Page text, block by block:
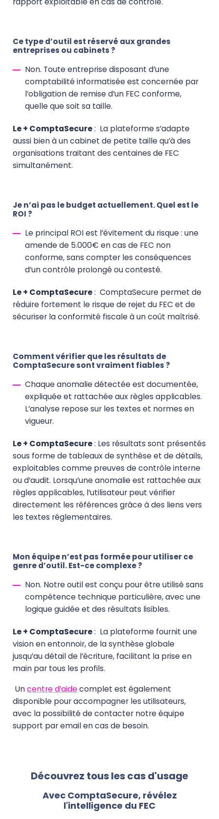
Ce type d’outil est réservé aux grandes
entreprises ou cabinets ?
Non. Toute entreprise disposant d’une
comptabilité informatisée est concernée par
l’obligation de remise d’un FEC conforme,
quelle que soit sa taille.
Le + ComptaSecure: La plateforme s’adapte
aussi bien à un cabinet de petite taille qu’à des
organisations traitant des centaines de FEC
simultanément.
Je n’ai pas le budget actuellement. Quel est le
ROI ?
Le principal ROI est l’évitement du risque : une
amende de 5.000€ en cas de FEC non
conforme, sans compter les conséquences
d’un contrôle prolongé ou contesté.
Le + ComptaSecure: ComptaSecure permet de
réduire fortement le risque de rejet du FEC et de
sécuriser la conformité fiscale à un coût maîtrisé.
Comment vérifier que les résultats de
ComptaSecure sont vraiment fiables ?
Chaque anomalie détectée est documentée,
expliquée et rattachée aux règles applicables.
L’analyse repose sur les textes et normes en
vigueur.
Le + ComptaSecure: Les résultats sont présentés
sous forme de tableaux de synthèse et de détails,
exploitables comme preuves de contrôle interne
ou d’audit. Lorsqu’une anomalie est rattachée aux
règles applicables, l’utilisateur peut vérifier
directement les références grâce à des liens vers
les textes réglementaires.
Mon équipe n’est pas formée pour utiliser ce
genre d’outil. Est-ce complexe ?
Non. Notre outil est conçu pour être utilisé sans
compétence technique particulière, avec une
logique guidée et des résultats lisibles.
Le + ComptaSecure: La plateforme fournit une
vision en entonnoir, de la synthèse globale
jusqu’au détail de l’écriture, facilitant la prise en
main par tous les profils.
Uncentre d’aidecomplet est également
disponible pour accompagner les utilisateurs,
avec la possibilité de contacter notre équipe
support par email en cas de besoin.
Découvrez tous les cas d'usage
Avec ComptaSecure, révélez
l'intelligence du FEC